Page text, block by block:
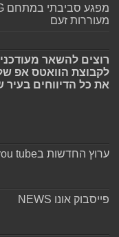
מעוררות זעם
רוצים להשאר
לקבוצת הוואטס אפ
את כל הדיווחים
ערוץ החדשות בyou tube
פייסבוק אונו NEWS